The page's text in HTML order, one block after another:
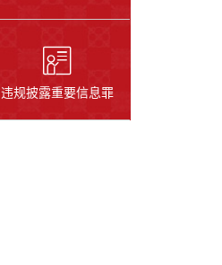
违规披露重要信息罪